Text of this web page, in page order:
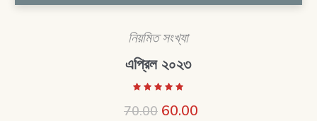
নিয়মিত সংখ্যা
এপ্রিল ২০২৩
70.00 60.00